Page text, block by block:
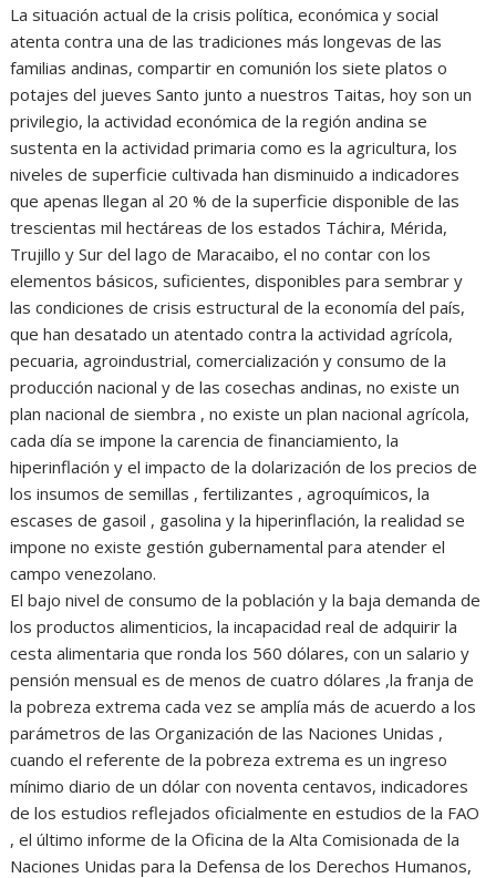
La situación actual de la crisis política, económica y social
atenta contra una de las tradiciones más longevas de las
familias andinas, compartir en comunión los siete platos o
potajes del jueves Santo junto a nuestros Taitas, hoy son un
privilegio, la actividad económica de la región andina se
sustenta en la actividad primaria como es la agricultura, los
niveles de superficie cultivada han disminuido a indicadores
que apenas llegan al 20 % de la superficie disponible de las
trescientas mil hectáreas de los estados Táchira, Mérida,
Trujillo y Sur del lago de Maracaibo, el no contar con los
elementos básicos, suficientes, disponibles para sembrar y
las condiciones de crisis estructural de la economía del país,
que han desatado un atentado contra la actividad agrícola,
pecuaria, agroindustrial, comercialización y consumo de la
producción nacional y de las cosechas andinas, no existe un
plan nacional de siembra , no existe un plan nacional agrícola,
cada día se impone la carencia de financiamiento, la
hiperinflación y el impacto de la dolarización de los precios de
los insumos de semillas , fertilizantes , agroquímicos, la
escases de gasoil , gasolina y la hiperinflación, la realidad se
impone no existe gestión gubernamental para atender el
campo venezolano.
El bajo nivel de consumo de la población y la baja demanda de
los productos alimenticios, la incapacidad real de adquirir la
cesta alimentaria que ronda los 560 dólares, con un salario y
pensión mensual es de menos de cuatro dólares ,la franja de
la pobreza extrema cada vez se amplía más de acuerdo a los
parámetros de las Organización de las Naciones Unidas ,
cuando el referente de la pobreza extrema es un ingreso
mínimo diario de un dólar con noventa centavos, indicadores
de los estudios reflejados oficialmente en estudios de la FAO
, el último informe de la Oficina de la Alta Comisionada de la
Naciones Unidas para la Defensa de los Derechos Humanos,